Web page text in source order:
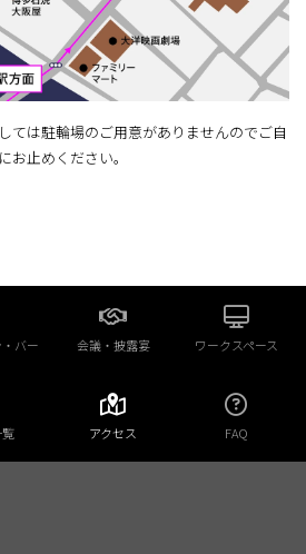
ては駐輪場のご用意がありませんのでご自
お止めください。
バー 会議・披露宴 ワークスペース
アクセス FAQ